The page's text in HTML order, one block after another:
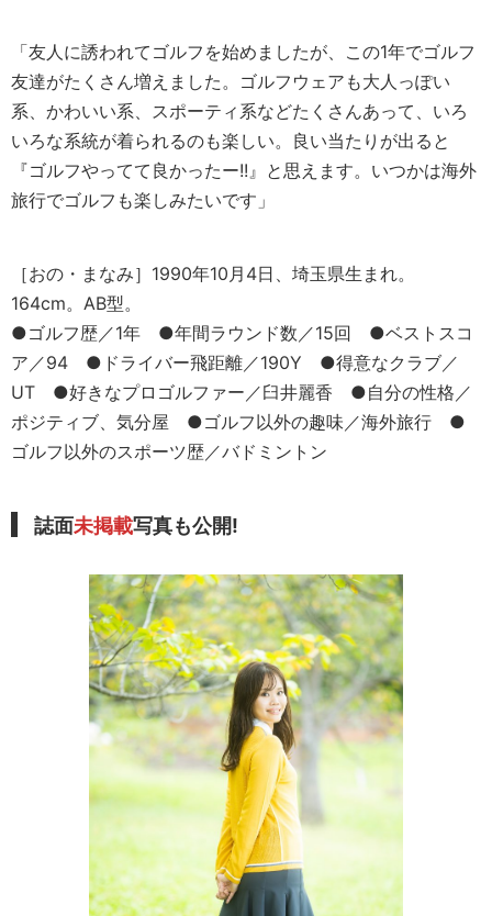
「友人に誘われてゴルフを始めましたが、この1年でゴルフ
友達がたくさん増えました。ゴルフウェアも大人っぽい
系、かわいい系、スポーティ系などたくさんあって、いろ
いろな系統が着られるのも楽しい。良い当たりが出ると
『ゴルフやってて良かったー!!』と思えます。いつかは海外
旅行でゴルフも楽しみたいです」
［おの・まなみ］1990年10月4日、埼玉県生まれ。
164cm。AB型。
●ゴルフ歴／1年 ●年間ラウンド数／15回 ●ベストスコ
ア／94 ●ドライバー飛距離／190Y ●得意なクラブ／
UT ●好きなプロゴルファー／臼井麗香 ●自分の性格／
ポジティブ、気分屋 ●ゴルフ以外の趣味／海外旅行 ●
ゴルフ以外のスポーツ歴／バドミントン
誌面未掲載写真も公開!